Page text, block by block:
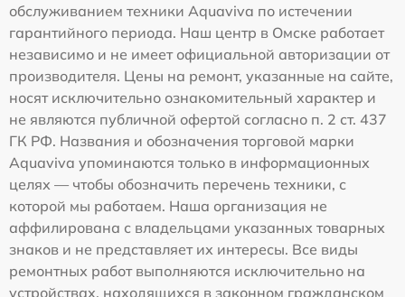
обслуживанием техники Aquaviva по истечении
гарантийного периода. Наш центр в Омске работает
независимо и не имеет официальной авторизации от
производителя. Цены на ремонт, указанные на сайте,
носят исключительно ознакомительный характер и
не являются публичной офертой согласно п. 2 ст. 437
ГК РФ. Названия и обозначения торговой марки
Aquaviva упоминаются только в информационных
целях — чтобы обозначить перечень техники, с
которой мы работаем. Наша организация не
аффилирована с владельцами указанных товарных
знаков и не представляет их интересы. Все виды
ремонтных работ выполняются исключительно на
устройствах, находящихся в законном гражданском